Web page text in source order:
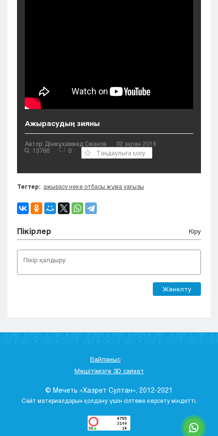
Уральск
Усть-Каменогорск
Ажырасудың зияны
Автор: Дінмұхаммед Сманов
02 ақпан 2019
13766
0 Таңдаулыға қосу
Тегтер: ажырасу неке отбасы жұма уағызы
Пікірлер Кіру
Жөнелту
Байланыс
Мешітімізге 3D саяхат
© Мечеть «Хазрет Султан», 2012-2021
Сайт материалдарын қолдану үшін сілтеме көрсету міндетті.